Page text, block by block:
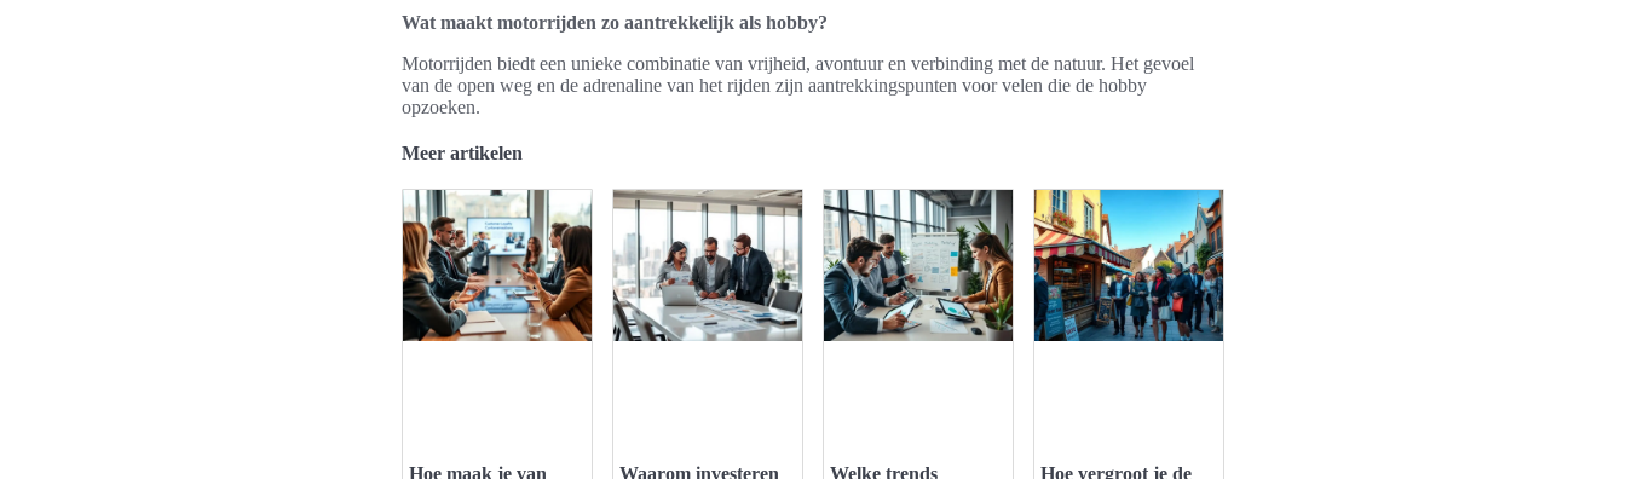
Wat maakt motorrijden zo aantrekkelijk als hobby?
Motorrijden biedt een unieke combinatie van vrijheid, avontuur en verbinding met de natuur. Het gevoel
van de open weg en de adrenaline van het rijden zijn aantrekkingspunten voor velen die de hobby
opzoeken.
Meer artikelen
Hoe maak je van Waarom investeren Welke trends Hoe vergroot je de